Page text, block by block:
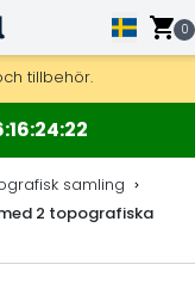
0
och dekorationer.
162420
samling
2 topografiska